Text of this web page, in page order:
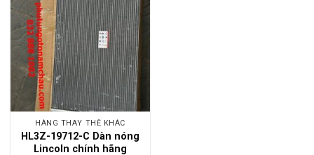
HÀNG THAY THẾ KHÁC
HL3Z-19712-C Dàn nóng
Lincoln chính hãng